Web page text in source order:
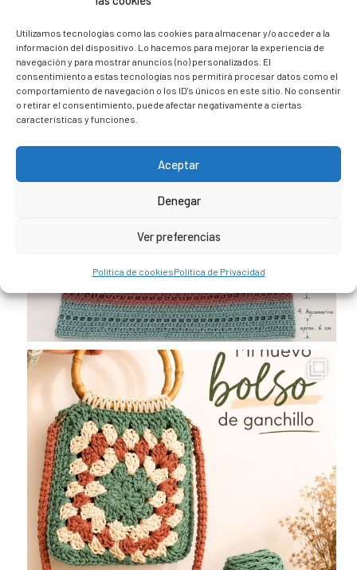
Utilizamos tecnologías como las cookies para almacenar y/o acceder a la
información del dispositivo. Lo hacemos para mejorar la experiencia de
navegación y para mostrar anuncios (no) personalizados. El
consentimiento a estas tecnologías nos permitirá procesar datos como el
comportamiento de navegación o los ID's únicos en este sitio. No consentir
o retirar el consentimiento, puede afectar negativamente a ciertas
características y funciones.
Aceptar
Denegar
Ver preferencias
Política de cookiesPolítica de Privacidad
@caravana_go Mi blog de viajes